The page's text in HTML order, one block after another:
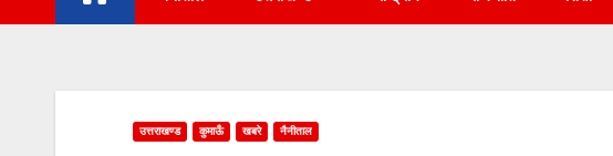
उत्तराखण्ड कुमाऊँ खबरे नैनीताल